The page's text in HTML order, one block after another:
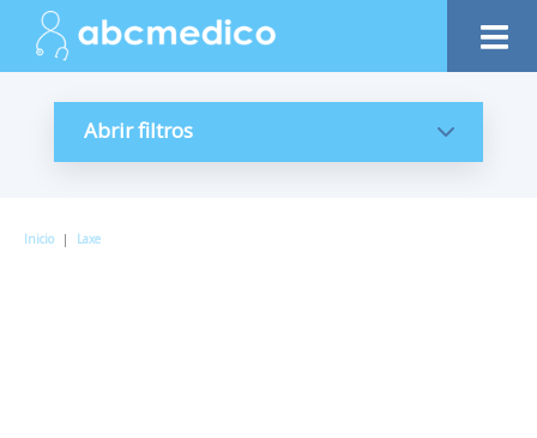
Abrir filtros
Inicio | Laxe